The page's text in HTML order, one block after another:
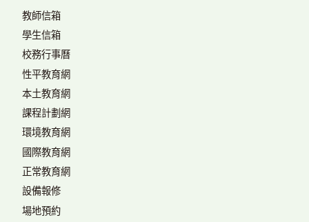
教師信箱
學生信箱
校務行事曆
性平教育網
本土教育網
課程計劃網
環境教育網
國際教育網
正常教育網
設備報修
場地預約